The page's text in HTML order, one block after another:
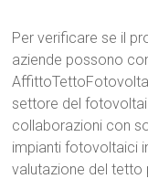
Per verificare se il
aziende possono
settore del
collaborazioni con
impianti fotovoltaici
valutazione del tetto